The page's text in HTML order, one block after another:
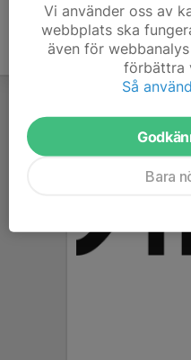
Vi använder oss av
webbplats ska
även för
förbättra
Så
Bara